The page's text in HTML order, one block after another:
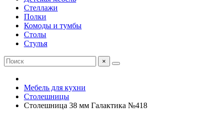
Стеллажи
Полки
Комоды и тумбы
Столы
Стулья
×
Мебель для кухни
Столешницы
Столешница 38 мм Галактика №418